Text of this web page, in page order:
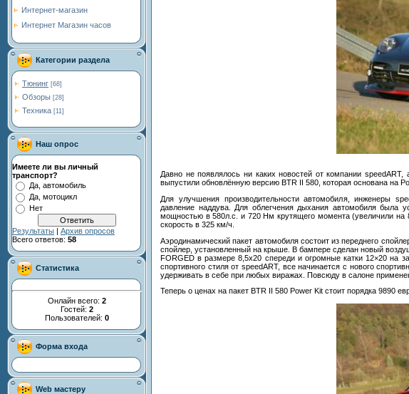
Интернет-магазин
Интернет Магазин часов
Категории раздела
Тюнинг [68]
Обзоры [28]
Техника [11]
Наш опрос
Имеете ли вы личный
транспорт?
Да, автомобиль
Да, мотоцикл
Нет
Результаты | Архив опросов
Всего ответов: 58
Статистика
Онлайн всего: 2
Гостей: 2
Пользователей: 0
Форма входа
Web мастеру
Давно не появлялось ни каких новостей от компании
выпустили обновлённую версию BTR II 580, которая основана на
Для улучшения производительности автомобиля, инженеры
давление наддува. Для облегчения дыхания автомобиля была
мощностью в 580л.с. и 720 Нм крутящего момента (увеличили
скорость в 325 км/ч.
Аэродинамический пакет автомобиля состоит из переднего
спойлер, установленный на крыше. В бампере сделан новый
FORGED в размере 8,5х20 спереди и огромные катки 12×20 на
спортивного стиля от speedART, все начинается с нового
удерживать в себе при любых виражах. Повсюду в салоне
Теперь о ценах на пакет BTR II 580 Power Kit стоит порядка 9890